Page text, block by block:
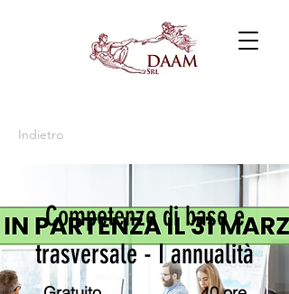
Indietro
Competenze di base e
trasversale - I annualità